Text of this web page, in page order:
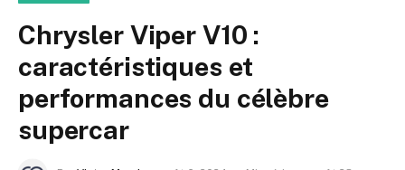
Chrysler Viper V10 :
caractéristiques et
performances du célèbre
supercar